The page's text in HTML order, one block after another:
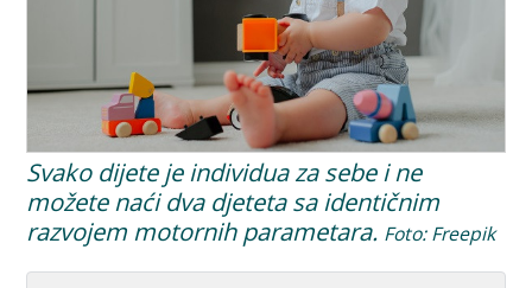
Svako dijete je individua za sebe i ne
možete naći dva djeteta sa identičnim
razvojem motornih parametara. Foto: Freepik